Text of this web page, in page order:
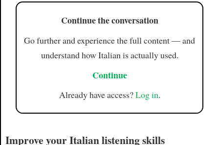
Article
Continue the conversation
Go further and experience the full content — and
understand how Italian is actually used.
Continue
Already have access?Log in.
Improve your Italian listening skills